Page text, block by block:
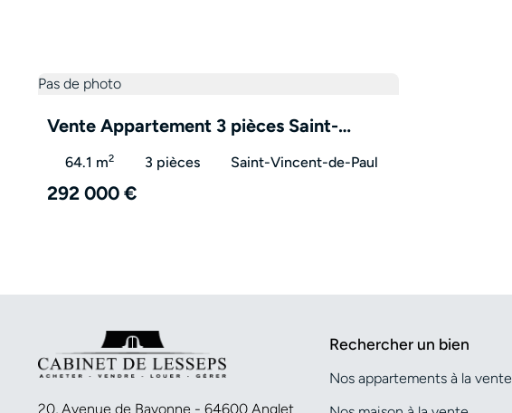
Pas de photo
Vente Appartement 3 pièces Saint-
Vincent-de-Paul 40990 – VA3234
64.1 m2 3 pièces Saint-Vincent-de-Paul
292 000 €
20, Avenue de Bayonne - 64600 Anglet
Rechercher un bien
Nos appartements à la vente